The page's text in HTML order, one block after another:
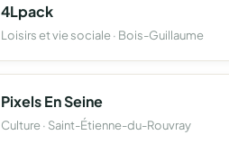
4Lpack
Loisirs et vie sociale · Bois-Guillaume
Pixels En Seine
Culture · Saint-Étienne-du-Rouvray